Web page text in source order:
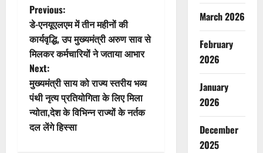
P
o
s
t
n
a
Previous:
डे-एनयूएलएम में तीन महीनों की
कार्यवृद्धि, उप मुख्यमंत्री अरुण साव से
मिलकर कर्मचारियों ने जताया आभार
Next:
मुख्यमंत्री साय को राज्य स्तरीय भव्य
पंथी नृत्य प्रतियोगिता के लिए मिला
न्योता,देश के विभिन्न राज्यों के नर्तक
दल लेंगे हिस्सा
March 2026
February
2026
January
2026
December
2025